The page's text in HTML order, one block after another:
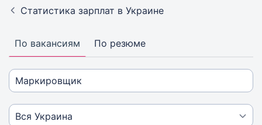
Статистика зарплат в Украине
По вакансиям По резюме